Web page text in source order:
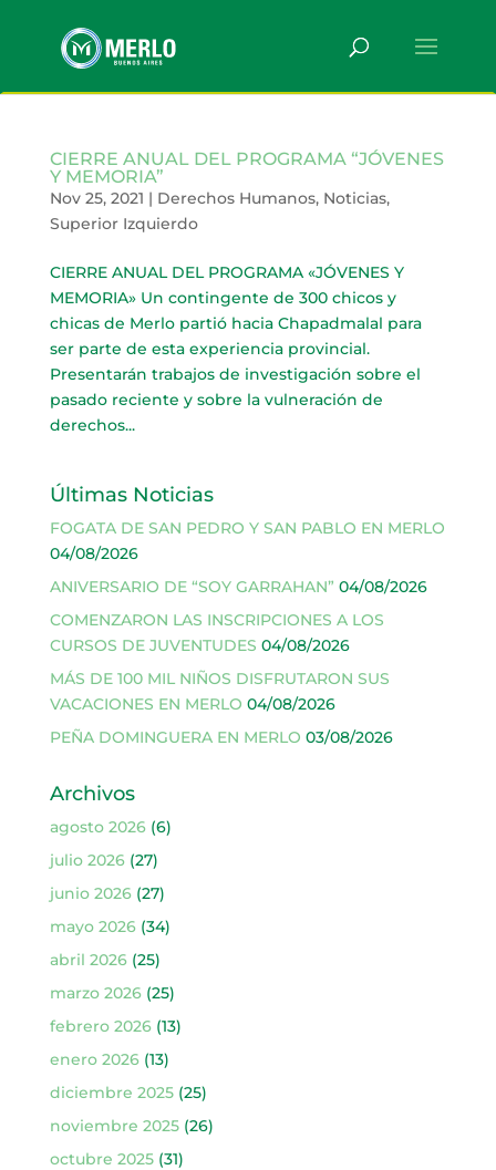
CIERRE ANUAL DEL PROGRAMA “JÓVENES
Y MEMORIA”
Nov 25, 2021 | Derechos Humanos, Noticias,
Superior Izquierdo
CIERRE ANUAL DEL PROGRAMA «JÓVENES Y
MEMORIA» Un contingente de 300 chicos y
chicas de Merlo partió hacia Chapadmalal para
ser parte de esta experiencia provincial.
Presentarán trabajos de investigación sobre el
pasado reciente y sobre la vulneración de
derechos...
Últimas Noticias
FOGATA DE SAN PEDRO Y SAN PABLO EN MERLO
04/08/2026
ANIVERSARIO DE “SOY GARRAHAN” 04/08/2026
COMENZARON LAS INSCRIPCIONES A LOS
CURSOS DE JUVENTUDES 04/08/2026
MÁS DE 100 MIL NIÑOS DISFRUTARON SUS
VACACIONES EN MERLO 04/08/2026
PEÑA DOMINGUERA EN MERLO 03/08/2026
Archivos
agosto 2026(6)
julio 2026(27)
junio 2026(27)
mayo 2026(34)
abril 2026(25)
marzo 2026(25)
febrero 2026(13)
enero 2026(13)
diciembre 2025(25)
noviembre 2025(26)
octubre 2025(31)